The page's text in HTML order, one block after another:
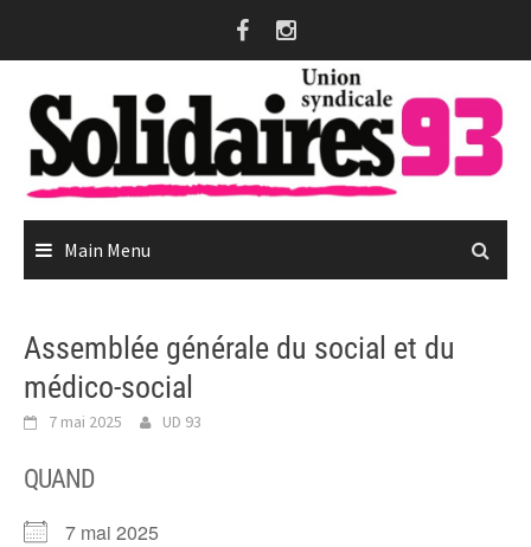
Main Menu
Assemblée générale du social et du
médico-social
7 mai 2025 UD 93
QUAND
7 mai 2025